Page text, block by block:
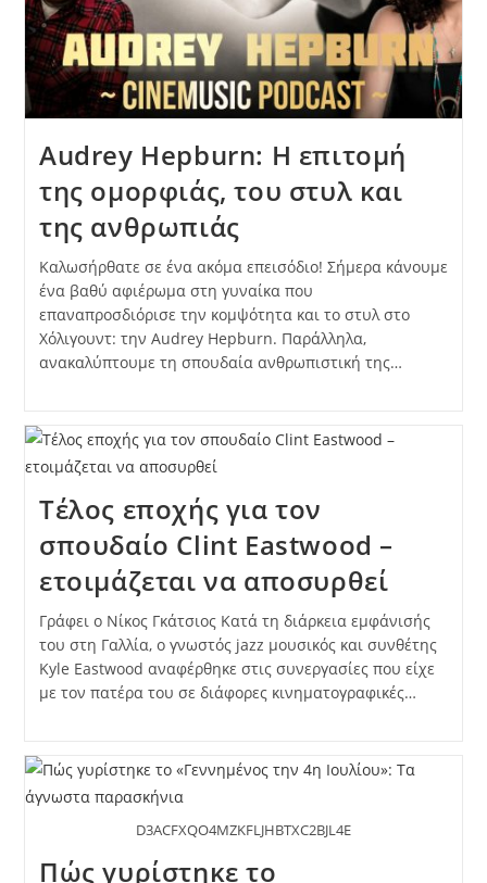
Audrey Hepburn: Η επιτομή
της ομορφιάς, του στυλ και
της ανθρωπιάς
Καλωσήρθατε σε ένα ακόμα επεισόδιο! Σήμερα κάνουμε
ένα βαθύ αφιέρωμα στη γυναίκα που
επαναπροσδιόρισε την κομψότητα και το στυλ στο
Χόλιγουντ: την Audrey Hepburn. Παράλληλα,
ανακαλύπτουμε τη σπουδαία ανθρωπιστική της…
Τέλος εποχής για τον
σπουδαίο Clint Eastwood –
ετοιμάζεται να αποσυρθεί
Γράφει ο Νίκος Γκάτσιος Κατά τη διάρκεια εμφάνισής
του στη Γαλλία, ο γνωστός jazz μουσικός και συνθέτης
Kyle Eastwood αναφέρθηκε στις συνεργασίες που είχε
με τον πατέρα του σε διάφορες κινηματογραφικές…
D3ACFXQO4MZKFLJHBTXC2BJL4E
Πώς γυρίστηκε το